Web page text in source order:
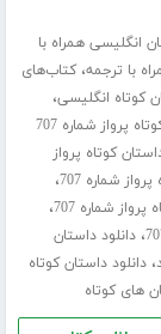
انگلیسی همراه با
با ترجمه،کتاب‌های
کوتاه انگلیسی،
دانلود داستان کوتاه پرواز شماره 707
کوتاه پرواز
شماره 707 ،
شماره 707 ،
،دانلود داستان
،دانلود داستان کوتاه
های کوتاه